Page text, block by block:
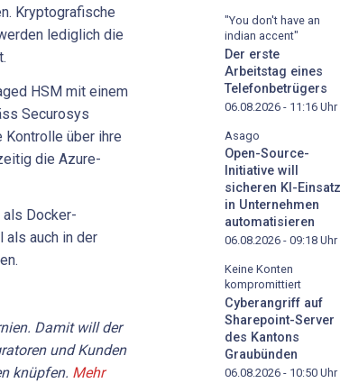
Kryptografische
lediglich die
HSM mit einem
Securosys
Kontrolle über ihre
die Azure-
als Docker-
als auch in der
Damit will der
und Kunden
knüpfen. Mehr
"You don't have an
indian accent"
Der erste
Arbeitstag eines
Telefonbetrügers
06.08.2026 - 11:16 Uhr
Asago
Open-Source-
Initiative will
sicheren KI-Einsatz
in Unternehmen
automatisieren
06.08.2026 - 09:18 Uhr
Keine Konten
kompromittiert
Cyberangriff auf
Sharepoint-Server
des Kantons
Graubünden
06.08.2026 - 10:50 Uhr